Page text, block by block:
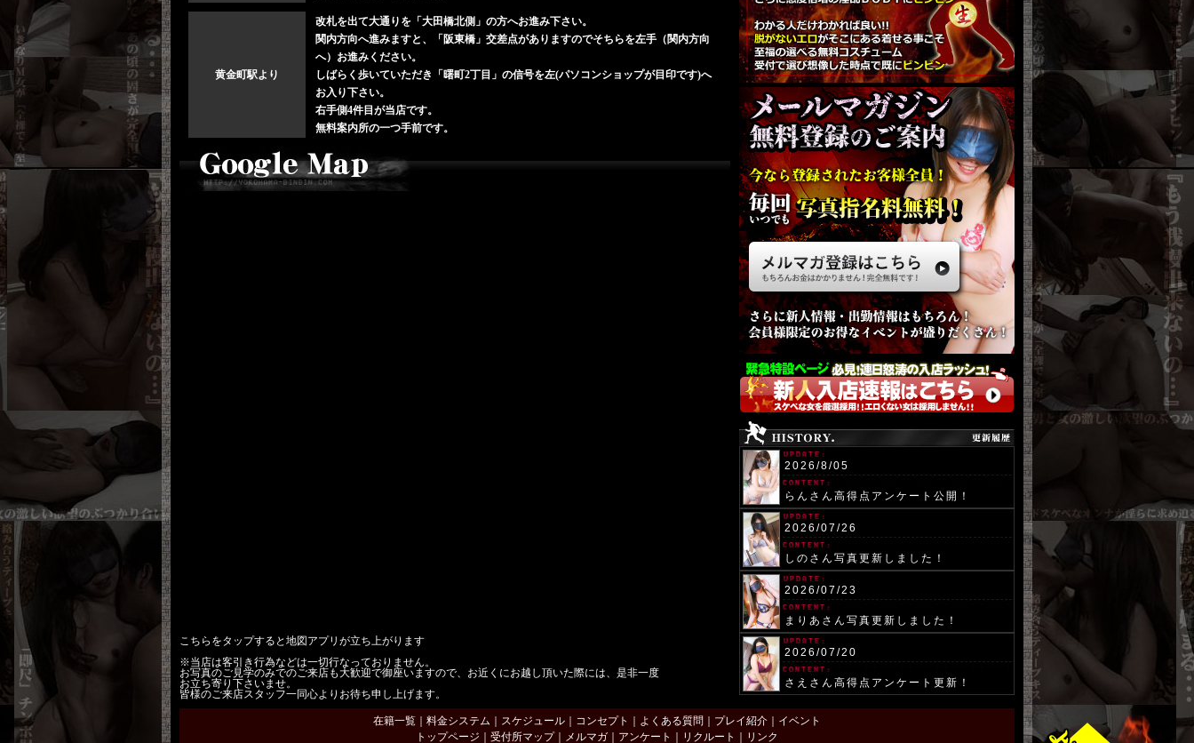
黄金町駅より
改札を出て大通りを「大田橋北側」の方へお進み下さい。
関内方向へ進みますと、「阪東橋」交差点がありますのでそちらを左手（関内方向
へ）お進みください。
しばらく歩いていただき「曙町2丁目」の信号を左(パソコンショップが目印です)へ
お入り下さい。
右手側4件目が当店です。
無料案内所の一つ手前です。
こちらをタップすると地図アプリが立ち上がります
※当店は客引き行為などは一切行なっておりません。
お写真のご見学のみでのご来店も大歓迎で御座いますので、お近くにお越し頂いた際には、是非一度
お立ち寄り下さいませ。
皆様のご来店スタッフ一同心よりお待ち申し上げます。
SSS級『星羅』さん
ひなさん・ららさん・はるさん
豪華人気スケベまで…
『選びたい放題』で精○出し放題!!
どの女性も『
ご予約/ご来店お待ちしております!!
045-264-2644
【21時更新】狙い目…どこでイキますか！？
当店は受付型のホテルヘルスですので
★23:59まで受付中★
夜遅くでも関係なし！
お時間ギリギリまで受付中です！
2026/8/05
らんさん高得点アンケート公開！
2026/07/26
しのさん写真更新しました！
2026/07/23
まりあさん写真更新しました！
2026/07/20
さえさん高得点アンケート更新！
在籍一覧 料金システム スケジュール コンセプト よくある質問 プレイ紹介
イベント
トップページ
受付所マップ｜ メルマガ アンケート リクルート リンク